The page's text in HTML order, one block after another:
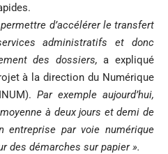
d’accélérer le transfert
administratifs et donc
des dossiers, a expliqué
à la direction du Numérique
Par exemple aujourd’hui,
à deux jours et demi de
entreprise par voie numérique
des démarches sur papier ».